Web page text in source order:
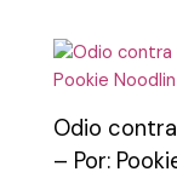
Odio
– Por: